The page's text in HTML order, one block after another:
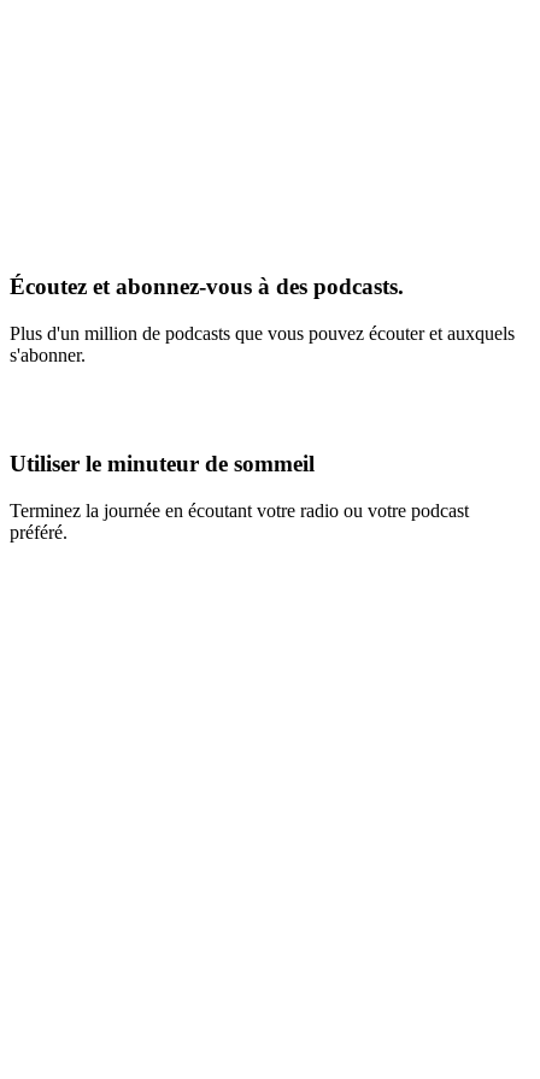
Écoutez et abonnez-vous à des podcasts.
Plus d'un million de podcasts que vous pouvez écouter et auxquels
s'abonner.
Utiliser le minuteur de sommeil
Terminez la journée en écoutant votre radio ou votre podcast
préféré.